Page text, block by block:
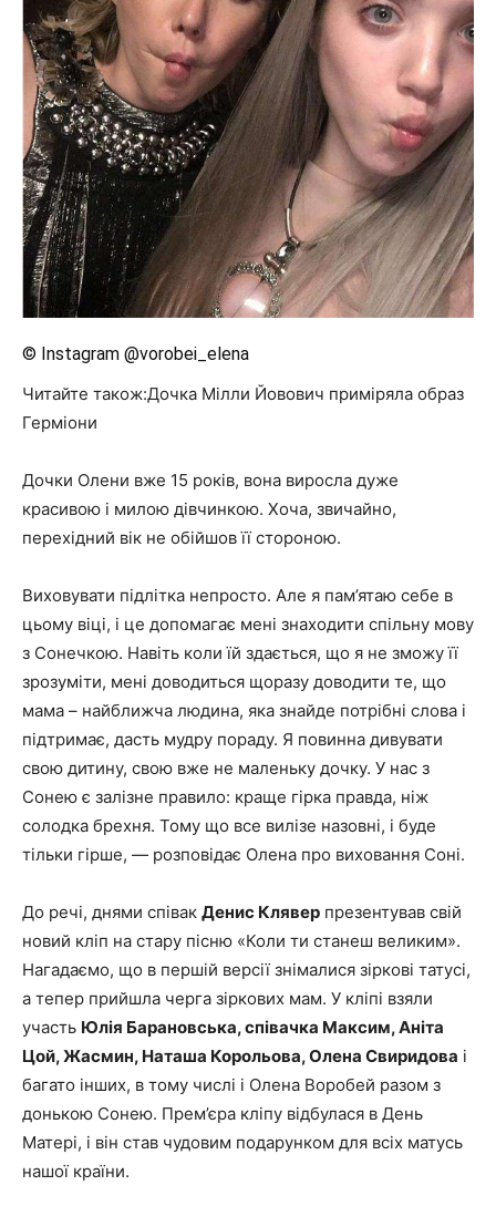
© Instagram @vorobei_elena
Читайте також:Дочка Мілли Йовович приміряла образ
Герміони
Дочки Олени вже 15 років, вона виросла дуже
красивою і милою дівчинкою. Хоча, звичайно,
перехідний вік не обійшов її стороною.
Виховувати підлітка непросто. Але я пам’ятаю себе в
цьому віці, і це допомагає мені знаходити спільну мову
з Сонечкою. Навіть коли їй здається, що я не зможу її
зрозуміти, мені доводиться щоразу доводити те, що
мама – найближча людина, яка знайде потрібні слова і
підтримає, дасть мудру пораду. Я повинна дивувати
свою дитину, свою вже не маленьку дочку. У нас з
Сонею є залізне правило: краще гірка правда, ніж
солодка брехня. Тому що все вилізе назовні, і буде
тільки гірше, — розповідає Олена про виховання Соні.
До речі, днями співак Денис Клявер презентував свій
новий кліп на стару пісню «Коли ти станеш великим».
Нагадаємо, що в першій версії знімалися зіркові татусі,
а тепер прийшла черга зіркових мам. У кліпі взяли
участь Юлія Барановська, співачка Максим, Аніта
Цой, Жасмин, Наташа Корольова, Олена Свиридова і
багато інших, в тому числі і Олена Воробей разом з
донькою Сонею. Прем’єра кліпу відбулася в День
Матері, і він став чудовим подарунком для всіх матусь
нашої країни.